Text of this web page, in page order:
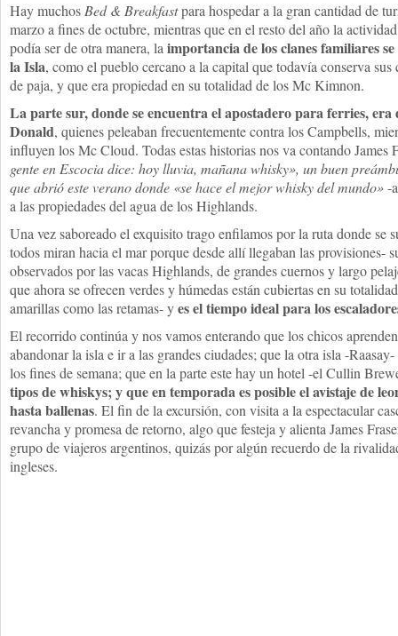
Hay muchos Bed & Breakfastpara hospedar a la gran cantidad de
marzo a fines de octubre, mientras que en el resto del año la
podía ser de otra manera, la importancia de los clanes familiares
la Isla, como el pueblo cercano a la capital que todavía conserva
de paja, y que era propiedad en su totalidad de los Mc Kimnon.
La parte sur, donde se encuentra el apostadero para ferries,
Donald, quienes peleaban frecuentemente contra los Campbells,
influyen los Mc Cloud. Todas estas historias nos va contando James
gente en Escocia dice: hoy lluvia, mañana whisky», un buen
que abrió este verano donde «se hace el mejor whisky del mundo»-
a las propiedades del agua de los Highlands.
Una vez saboreado el exquisito trago enfilamos por la ruta donde se
todos miran hacia el mar porque desde allí llegaban las provisiones-
observados por las vacas Highlands, de grandes cuernos y largo
que ahora se ofrecen verdes y húmedas están cubiertas en su
amarillas como las retamas- yes el tiempo ideal para los
El recorrido continúa y nos vamos enterando que los chicos
abandonar la isla e ir a las grandes ciudades; que la otra isla -
los fines de semana; que en la parte este hay un hotel -el Cullin
tipos de whiskys; y que en temporada es posible el avistaje de
hasta ballenas. El fin de la excursión, con visita a la espectacular
revancha y promesa de retorno, algo que festeja y alienta James
grupo de viajeros argentinos, quizás por algún recuerdo de la
ingleses.